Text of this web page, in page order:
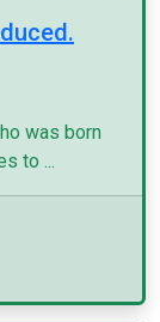
was born
to ...